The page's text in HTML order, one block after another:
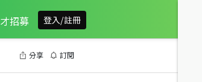
招募 登入/註冊
分享 訂閱